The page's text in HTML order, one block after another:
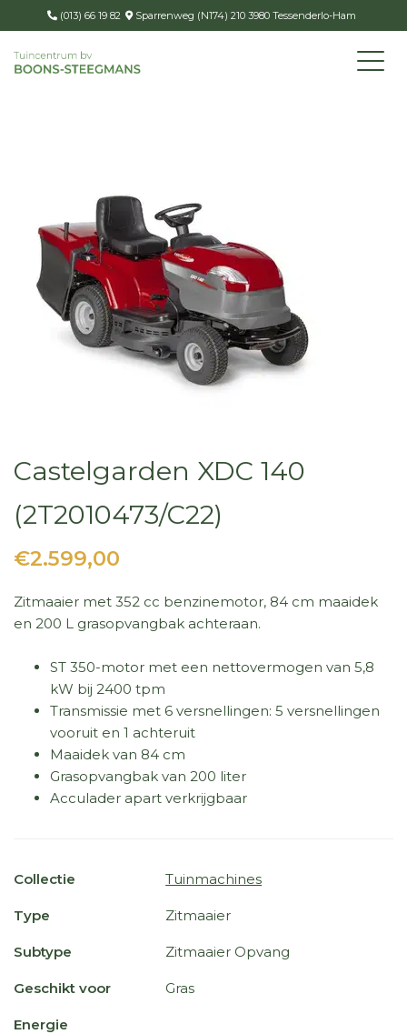
(013) 66 19 82 Sparrenweg (N174) 210 3980 Tessenderlo-Ham
Castelgarden XDC 140
(2T2010473/C22)
€2.599,00
Zitmaaier met 352 cc benzinemotor, 84 cm maaidek
en 200 L grasopvangbak achteraan.
ST 350-motor met een nettovermogen van 5,8
kW bij 2400 tpm
Transmissie met 6 versnellingen: 5 versnellingen
vooruit en 1 achteruit
Maaidek van 84 cm
Grasopvangbak van 200 liter
Acculader apart verkrijgbaar
Collectie Tuinmachines
Type Zitmaaier
Subtype Zitmaaier Opvang
Geschikt voor Gras
Energie